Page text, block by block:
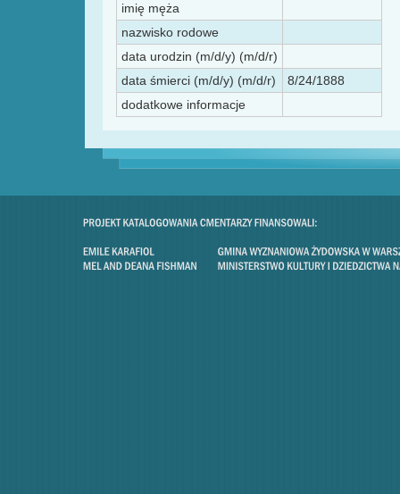
imię męża
nazwisko rodowe
data urodzin (m/d/y) (m/d/r)
data śmierci (m/d/y) (m/d/r)
8/24/1888
dodatkowe informacje